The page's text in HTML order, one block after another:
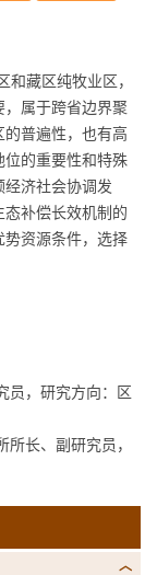
藏区纯牧业区，
属于跨省边界聚
普遍性，也有高
位的重要性和特殊
济社会协调发
补偿长效机制的
势资源条件，选择
员，研究方向：区
长、副研究员，